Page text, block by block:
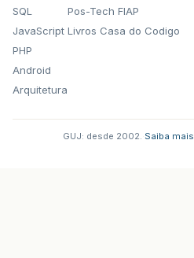
SQL
JavaScript
PHP
Android
Arquitetura
Pos-Tech FIAP
Livros Casa do Codigo
GUJ: desde 2002. Saiba mais